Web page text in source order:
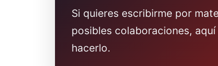
Si quieres escribirme por
posibles colaboraciones,
hacerlo.